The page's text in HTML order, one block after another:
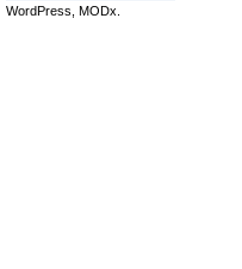
WordPress, MODx.